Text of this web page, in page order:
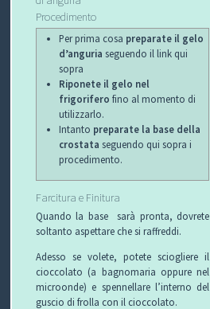
Procedimento
Per prima cosa preparate il gelo
d’anguria seguendo il link qui
sopra
Riponete il gelo nel
frigorifero fino al momento di
utilizzarlo.
Intanto preparate la base della
crostata seguendo qui sopra i
procedimento.
Farcitura e Finitura
Quando la base sarà pronta, dovrete
soltanto aspettare che si raffreddi.
Adesso se volete, potete sciogliere il
cioccolato (a bagnomaria oppure nel
microonde) e spennellare l’interno del
guscio di frolla con il cioccolato.